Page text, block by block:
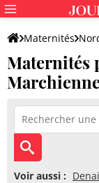
Maternités
Maternités
Voir aussi :